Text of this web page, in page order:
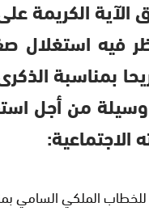
الكريمة
استغلال
لتربع صاحب الجلالة الملك محمد السادس نصره